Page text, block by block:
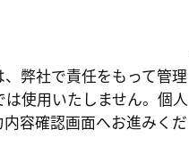
弊社で責任をもって管理
使用いたしません。個人
容確認画面へお進みくだ